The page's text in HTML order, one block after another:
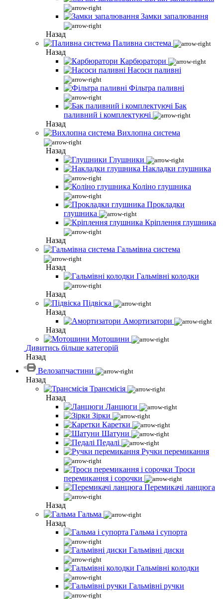
Замки запалювання
Назад
Паливна система
Назад
Карбюратори
Насоси паливні
Фільтра паливні
Бак
паливний і комплектуючі
Назад
Вихлопна система
Назад
Глушники
Накладки глушника
Коліно глушника
Прокладки
глушника
Кріплення глушника
Назад
Гальмівна система
Назад
Гальмівні колодки
Назад
Підвіска
Назад
Амортизатори
Назад
Мотошини
Дивитись більше категорій
Назад
Велозапчастини
Назад
Трансмісія
Назад
Ланцюги
Зірки
Каретки
Шатуни
Педалі
Ручки перемикання
Троси
перемикання і сорочки
Перемикачі ланцюга
Назад
Гальма
Назад
Гальма і супорта
Гальмівні диски
Гальмівні колодки
Гальмівні ручки